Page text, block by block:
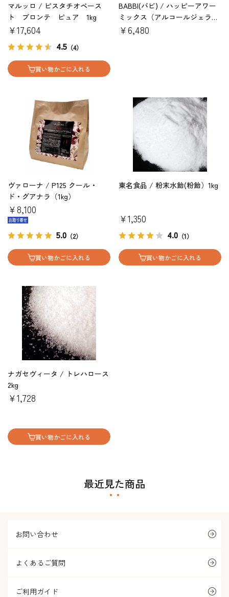
マルッロ / ピスタチオペース
ト ブロンテ ピュア 1kg
￥17,604
4.5 （4）
買い物かごに入れる
BABBI(バビ) / ハッピーアワー
ミックス（アルコールジェラー
ト用）1.25kg
￥6,480
ヴァローナ / P125 クール・
ド・グアナラ（1kg）
￥8,100
5.0 （2）
買い物かごに入れる
東名食品 / 粉末水飴(粉飴）1kg
￥1,350
4.0 （1）
買い物かごに入れる
ナガセヴィータ / トレハロース
2kg
￥1,728
買い物かごに入れる
最近見た商品
お問い合わせ
よくあるご質問
ご利用ガイド